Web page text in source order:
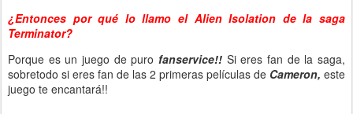
¿Entonces por qué lo llamo el Alien Isolation de la saga
Terminator?
Porque es un juego de puro fanservice!! Si eres fan de la saga,
sobretodo si eres fan de las 2 primeras películas de Cameron, este
juego te encantará!!